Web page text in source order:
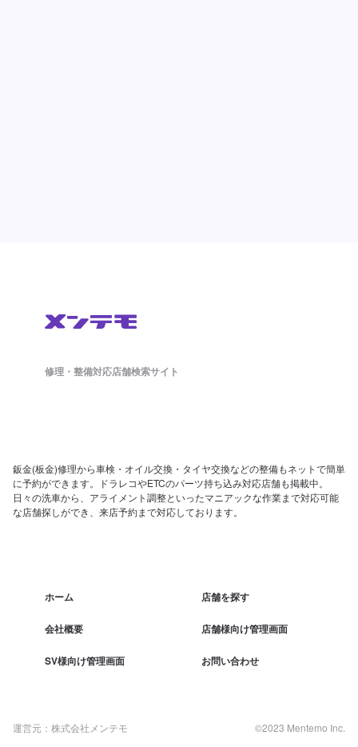
修理・整備対応店舗検索サイト
鈑金(板金)修理から車検・オイル交換・タイヤ交換などの整備もネットで簡単
に予約ができます。ドラレコやETCのパーツ持ち込み対応店舗も掲載中。
日々の洗車から、アライメント調整といったマニアックな作業まで対応可能
な店舗探しができ、来店予約まで対応しております。
ホーム 店舗を探す
会社概要 店舗様向け管理画面
SV様向け管理画面 お問い合わせ
運営元：株式会社メンテモ ©2023 Mentemo Inc.